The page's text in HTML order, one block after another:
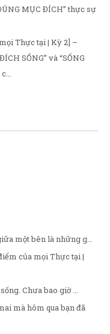
MỤC ĐÍCH” thực sự
Thực tại | Kỳ 2] –
SỐNG” và “SỐNG
một bên là những g...
của mọi Thực tại |
Chưa bao giờ ...
mà hôm qua bạn đã